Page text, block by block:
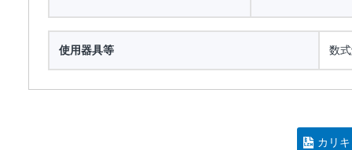
使用器具等 数
カリ